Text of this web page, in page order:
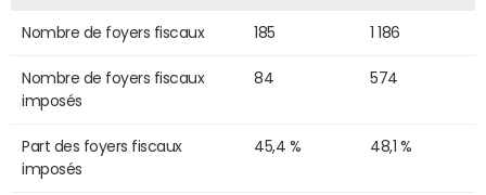
Nombre de foyers fiscaux 185 1 186
Nombre de foyers fiscaux
imposés
84 574
Part des foyers fiscaux
imposés
45,4 % 48,1 %